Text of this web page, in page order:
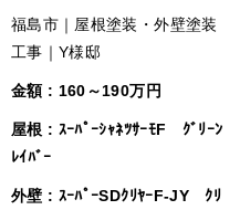
福島市｜屋根塗装・外壁塗装
工事｜Y様邸
金額 : 160～190万円
屋根 : ｽｰﾊﾟｰｼｬﾈﾂｻｰﾓF ｸﾞﾘｰﾝ
ﾚｲﾊﾞｰ
外壁 : ｽｰﾊﾟｰSDｸﾘﾔｰF‐JY ｸﾘ